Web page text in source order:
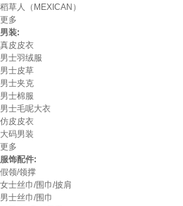
稻草人（MEXICAN）
更多
男装:
真皮皮衣
男士羽绒服
男士皮草
男士夹克
男士棉服
男士毛呢大衣
仿皮皮衣
大码男装
更多
服饰配件:
假领/领撑
女士丝巾/围巾/披肩
男士丝巾/围巾